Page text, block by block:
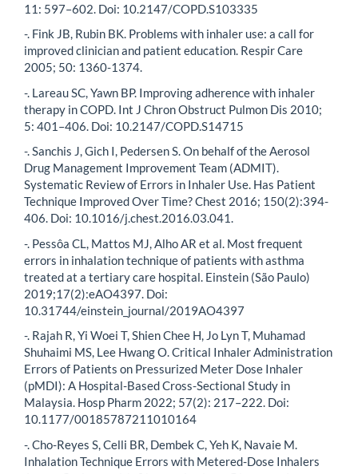
11: 597–602. Doi: 10.2147/COPD.S103335
-. Fink JB, Rubin BK. Problems with inhaler use: a call for
improved clinician and patient education. Respir Care
2005; 50: 1360-1374.
-. Lareau SC, Yawn BP. Improving adherence with inhaler
therapy in COPD. Int J Chron Obstruct Pulmon Dis 2010;
5: 401–406. Doi: 10.2147/COPD.S14715
-. Sanchis J, Gich I, Pedersen S. On behalf of the Aerosol
Drug Management Improvement Team (ADMIT).
Systematic Review of Errors in Inhaler Use. Has Patient
Technique Improved Over Time? Chest 2016; 150(2):394-
406. Doi: 10.1016/j.chest.2016.03.041.
-. Pessôa CL, Mattos MJ, Alho AR et al. Most frequent
errors in inhalation technique of patients with asthma
treated at a tertiary care hospital. Einstein (São Paulo)
2019;17(2):eAO4397. Doi:
10.31744/einstein_journal/2019AO4397
-. Rajah R, Yi Woei T, Shien Chee H, Jo Lyn T, Muhamad
Shuhaimi MS, Lee Hwang O. Critical Inhaler Administration
Errors of Patients on Pressurized Meter Dose Inhaler
(pMDI): A Hospital-Based Cross-Sectional Study in
Malaysia. Hosp Pharm 2022; 57(2): 217–222. Doi:
10.1177/00185787211010164
-. Cho-Reyes S, Celli BR, Dembek C, Yeh K, Navaie M.
Inhalation Technique Errors with Metered-Dose Inhalers